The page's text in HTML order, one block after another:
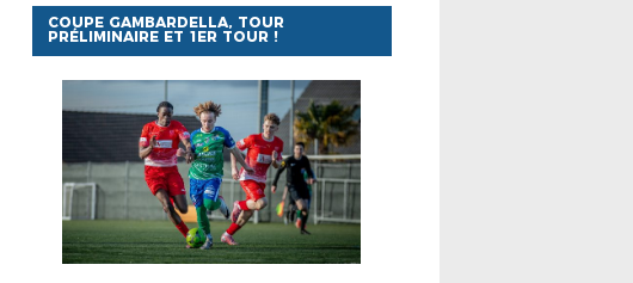
COUPE GAMBARDELLA, TOUR
PRÉLIMINAIRE ET 1ER TOUR !